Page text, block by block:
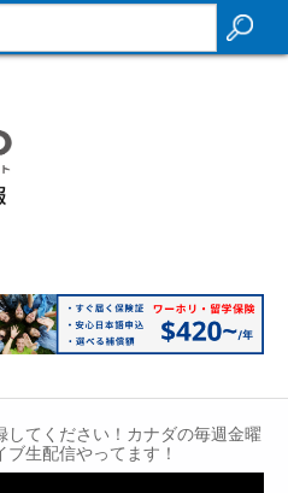
してください！カナダの毎週金曜
生配信やってます！